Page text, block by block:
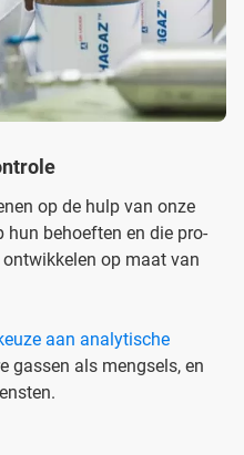
op de hulp van onze
behoeften en die pro-
op maat van
aan analytische
gassen als mengsels, en